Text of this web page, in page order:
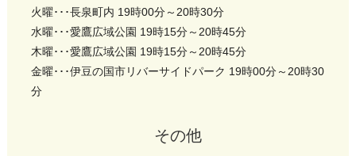
火曜･･･長泉町内 19時00分～20時30分
水曜･･･愛鷹広域公園 19時15分～20時45分
木曜･･･愛鷹広域公園 19時15分～20時45分
金曜･･･伊豆の国市リバーサイドパーク 19時00分～20時30
分
その他